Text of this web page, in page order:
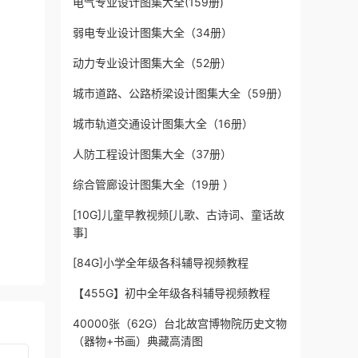
弱电专业设计图集大全（34册）
动力专业设计图集大全（52册）
城市道路、公路桥梁设计图集大全（59册）
城市轨道交通设计图集大全（16册）
人防工程设计图集大全（37册）
综合管廊设计图集大全（19册 ）
[10G]儿童早教视频[儿歌、古诗词、童话故
事]
[84G]小学全年级各科辅导视频教程
【455G】初中全年级各科辅导视频教程
40000张（62G）台北故宫博物院历史文物
（器物+书画）典藏高清图